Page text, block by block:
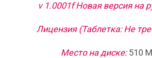
v 1.0001f Новая версия на
Лицензия (Таблетка: Не
Место на диске:510